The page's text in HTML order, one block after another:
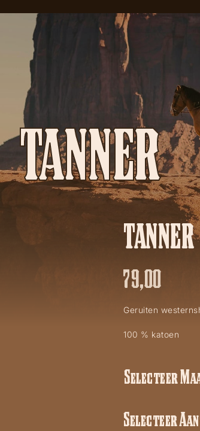
TANNER
TANNER
79,00
Geruiten
100 % katoen
Selecteer
Tanner
Selecteer